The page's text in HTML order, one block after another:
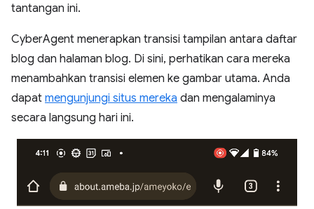
tantangan ini.
CyberAgent menerapkan transisi tampilan antara daftar
blog dan halaman blog. Di sini, perhatikan cara mereka
menambahkan transisi elemen ke gambar utama. Anda
dapat mengunjungi situs mereka dan mengalaminya
secara langsung hari ini.